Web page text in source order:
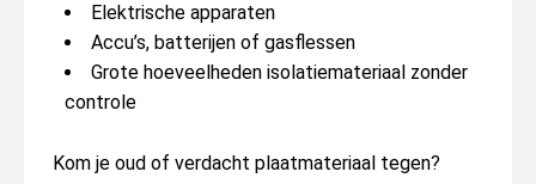
Elektrische apparaten
Accu’s, batterijen of gasflessen
Grote hoeveelheden isolatiemateriaal zonder
controle
Kom je oud of verdacht plaatmateriaal tegen?